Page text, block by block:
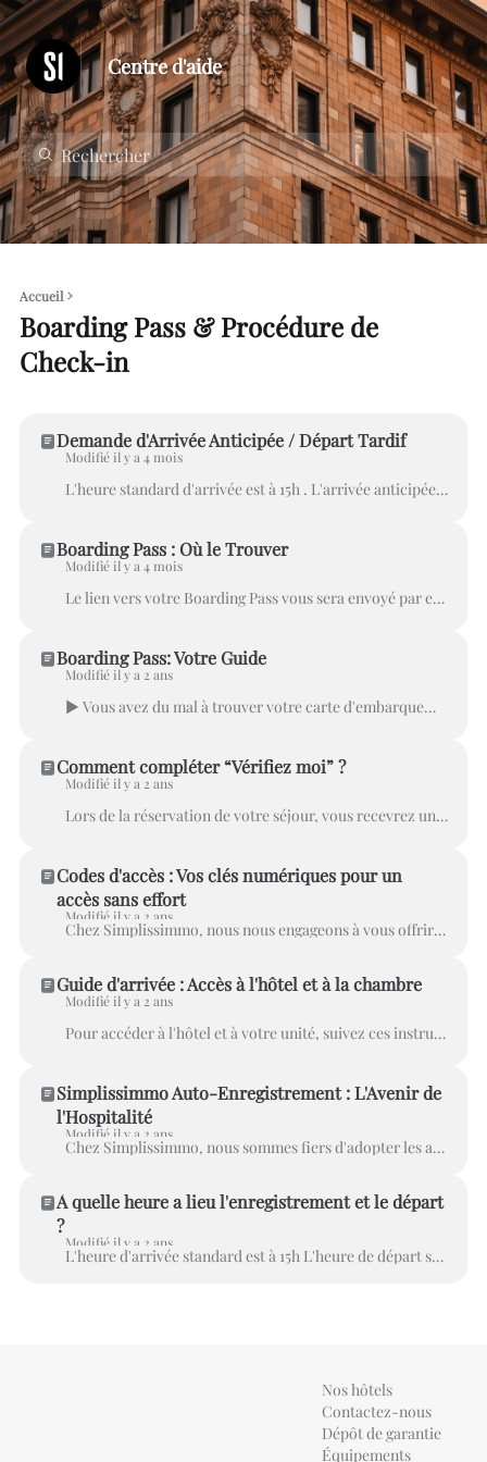
Centre d'aide
Accueil
Boarding Pass & Procédure de
Check-in
Demande d'Arrivée Anticipée / Départ Tardif
Modifié il y a 4 mois
L'heure standard d'arrivée est à 15h . L'arrivée anticipée est généralement possible à partir de 13h au plus tôt, sous réserve de disponibilité. L'...
Boarding Pass : Où le Trouver
Modifié il y a 4 mois
Le lien vers votre Boarding Pass vous sera envoyé par e-mail et SMS, ainsi que via la plateforme en ligne par laquelle vous avez effectué votre réserv...
Boarding Pass: Votre Guide
Modifié il y a 2 ans
▶ Vous avez du mal à trouver votre carte d'embarquement ? Jetez un coup d'œil ici. Bienvenue chez Simplissimmo ! Votre Boarding Pass est votre compag...
Comment compléter “Vérifiez moi” ?
Modifié il y a 2 ans
Lors de la réservation de votre séjour, vous recevrez un e-mail de confirmation contenant le lien vers votre Boarding Pass. Nous vous suggérons de com...
Codes d'accès : Vos clés numériques pour un
accès sans effort
Modifié il y a 2 ans
Chez Simplissimmo, nous nous engageons à vous offrir une expérience conviviale et innovante. Dans le cadre de notre approche numérique, nous avons int...
Guide d'arrivée : Accès à l'hôtel et à la chambre
Modifié il y a 2 ans
Pour accéder à l'hôtel et à votre unité, suivez ces instructions simples : Commencez par compléter votre enregistrement, ce qui inclut la fourniture d...
Simplissimmo Auto-Enregistrement : L'Avenir de
l'Hospitalité
Modifié il y a 2 ans
Chez Simplissimmo, nous sommes fiers d'adopter les avancées technologiques du 21e siècle pour offrir à nos clients une expérience inégalée à la pointe...
À quelle heure a lieu l'enregistrement et le départ
?
Modifié il y a 2 ans
L'heure d'arrivée standard est à 15h L'heure de départ standard est à 11h ▶ Comment puis-je demander une arrivée anticipée ? Comment puis-je demand...
Nos hôtels
Contactez-nous
Dépôt de garantie
Équipements